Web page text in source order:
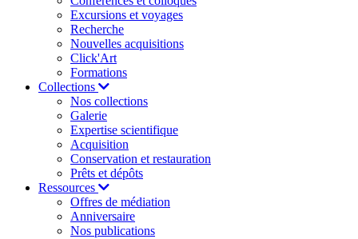
Excursions et voyages
Recherche
Nouvelles acquisitions
Click'Art
Formations
Collections
Nos collections
Galerie
Expertise scientifique
Acquisition
Conservation et restauration
Prêts et dépôts
Ressources
Offres de médiation
Anniversaire
Nos publications